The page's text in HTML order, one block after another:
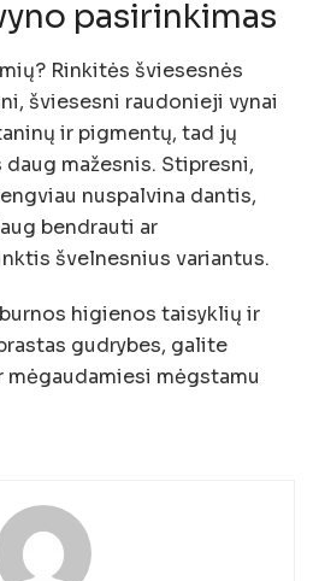
pasirinkimas
Rinkitės šviesesnės
šviesesni raudonieji vynai
ir pigmentų, tad jų
mažesnis. Stipresni,
nuspalvina dantis,
bendrauti ar
švelnesnius variantus.
higienos taisyklių ir
gudrybes, galite
mėgstamu